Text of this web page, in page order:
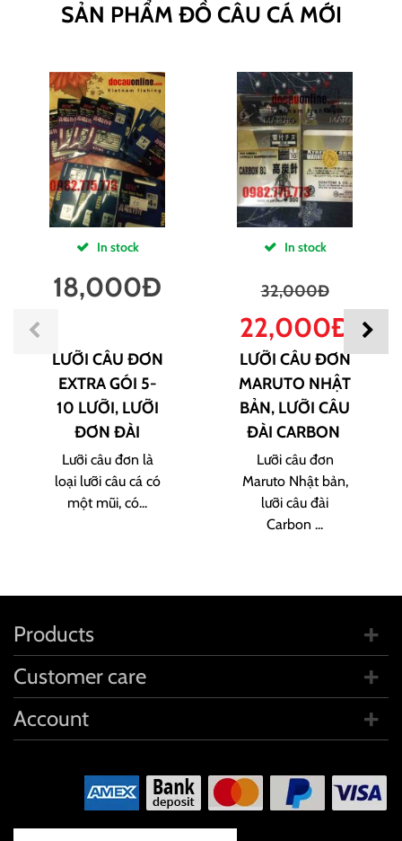
SẢN PHẨM ĐỒ CÂU CÁ MỚI
In stock
18,000Đ
LƯỠI CÂU ĐƠN
EXTRA GÓI 5-
10 LƯỠI, LƯỠI
ĐƠN ĐÀI
Lưỡi câu đơn là
loại lưỡi câu cá có
một mũi, có...
In stock
32,000Đ
22,000Đ
LƯỠI CÂU ĐƠN
MARUTO NHẬT
BẢN, LƯỠI CÂU
ĐÀI CARBON
Lưỡi câu đơn
Maruto Nhật bản,
lưỡi câu đài
Carbon ...
Products
Customer care
Account